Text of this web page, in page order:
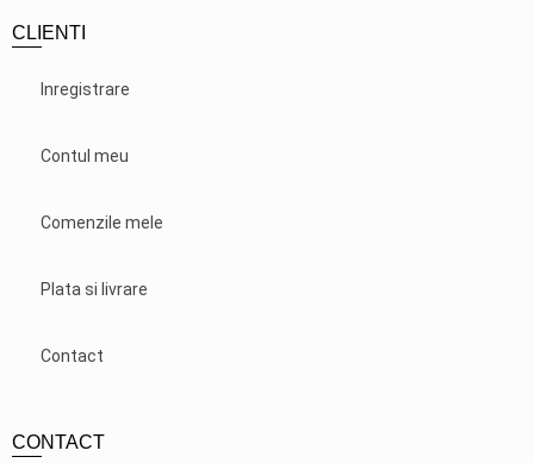
CLIENTI
Inregistrare
Contul meu
Comenzile mele
Plata si livrare
Contact
CONTACT